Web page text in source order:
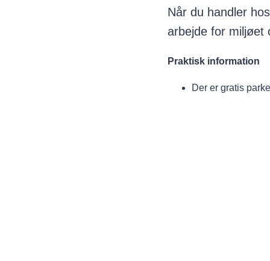
Når du handler
arbejde for miljøet
Praktisk information
Der er gratis